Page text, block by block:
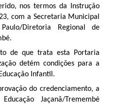
nos termos da Instrução
com a Secretaria Municipal
Diretoria Regional de
de que trata esta Portaria
detém condições para a
Infantil.
do credenciamento, a
Jaçanã/Tremembé